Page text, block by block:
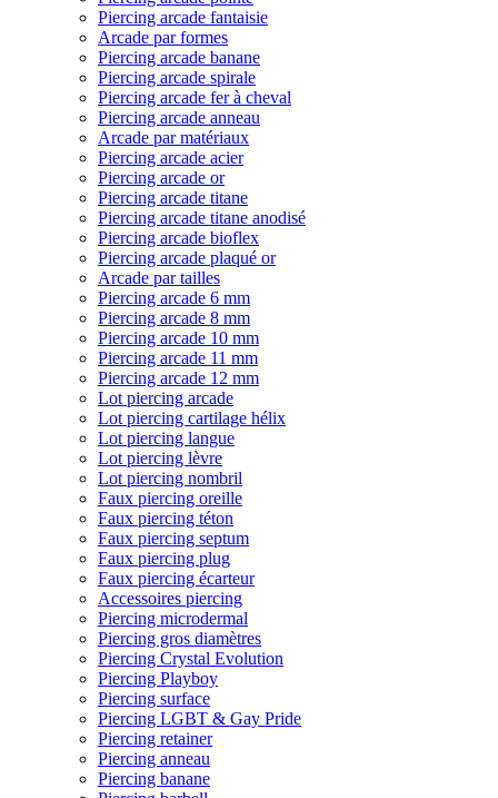
Piercing arcade fantaisie
Arcade par formes
Piercing arcade banane
Piercing arcade spirale
Piercing arcade fer à cheval
Piercing arcade anneau
Arcade par matériaux
Piercing arcade acier
Piercing arcade or
Piercing arcade titane
Piercing arcade titane anodisé
Piercing arcade bioflex
Piercing arcade plaqué or
Arcade par tailles
Piercing arcade 6 mm
Piercing arcade 8 mm
Piercing arcade 10 mm
Piercing arcade 11 mm
Piercing arcade 12 mm
Lot piercing arcade
Lot piercing cartilage hélix
Lot piercing langue
Lot piercing lèvre
Lot piercing nombril
Faux piercing oreille
Faux piercing téton
Faux piercing septum
Faux piercing plug
Faux piercing écarteur
Accessoires piercing
Piercing microdermal
Piercing gros diamètres
Piercing Crystal Evolution
Piercing Playboy
Piercing surface
Piercing LGBT & Gay Pride
Piercing retainer
Piercing anneau
Piercing banane